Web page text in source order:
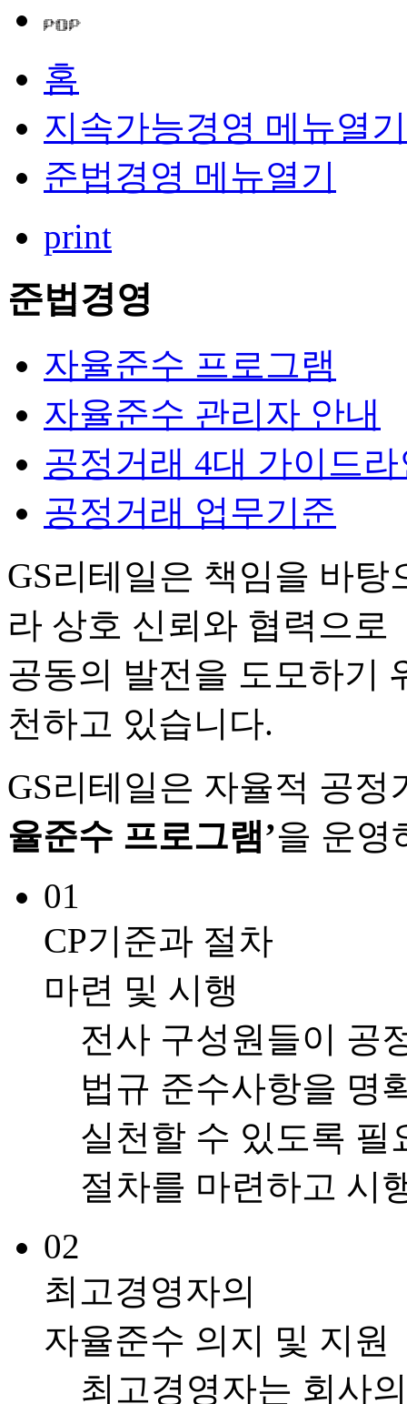
홈
지속가능경영 메뉴열기
준법경영 메뉴열기
print
준법경영
자율준수 프로그램
자율준수 관리자 안내
공정거래 4대 가이드
공정거래 업무기준
GS리테일은 책임을 바
라 상호 신뢰와 협력으로
공동의 발전을 도모하기
천하고 있습니다.
GS리테일은 자율적 공
율준수 프로그램’을 운영
01
CP기준과 절차
마련 및 시행
전사 구성원들이 공
법규 준수사항을 명
실천할 수 있도록 필
절차를 마련하고 시
02
최고경영자의
자율준수 의지 및 지원
최고경영자는 회사